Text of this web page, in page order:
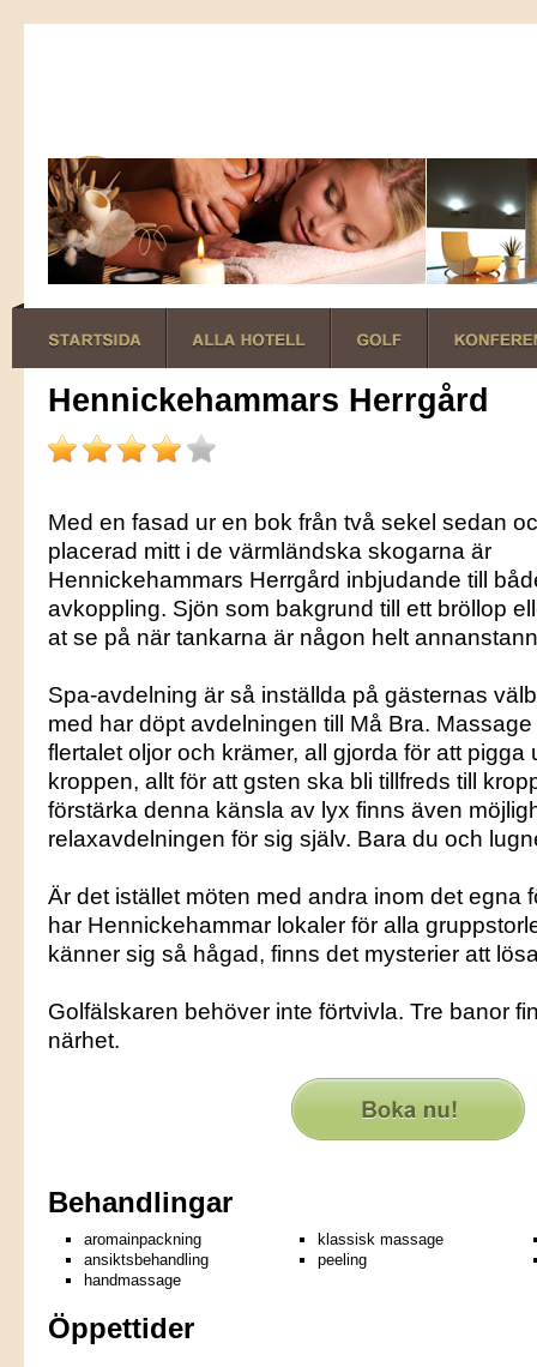
Hennickehammars Herrgård
Med en fasad ur en bok från två sekel sedan
placerad mitt i de värmländska skogarna är
Hennickehammars Herrgård inbjudande till
avkoppling. Sjön som bakgrund till ett bröllop
at se på när tankarna är någon helt
Spa-avdelning är så inställda på gästernas
med har döpt avdelningen till Må Bra.
flertalet oljor och krämer, all gjorda för att
kroppen, allt för att gsten ska bli tillfreds till
förstärka denna känsla av lyx finns även
relaxavdelningen för sig själv. Bara du och
Är det istället möten med andra inom det egna
har Hennickehammar lokaler för alla
känner sig så hågad, finns det mysterier att
Golfälskaren behöver inte förtvivla. Tre banor
närhet.
Behandlingar
aromainpackning
klassisk massage
ansiktsbehandling
peeling
handmassage
Öppettider